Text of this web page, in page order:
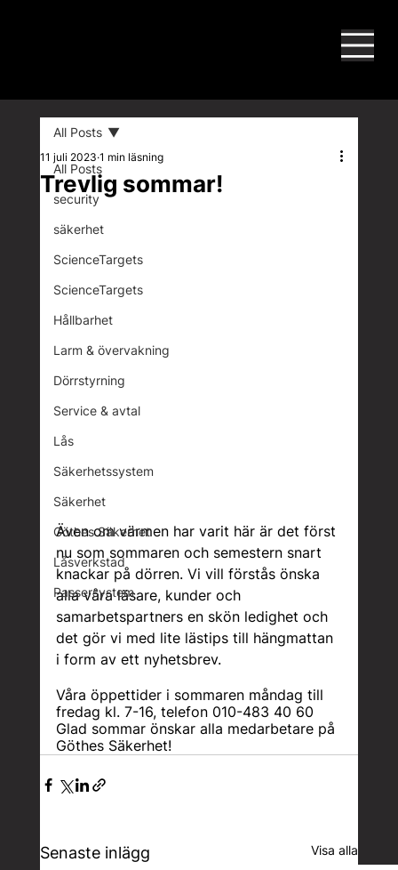
All Posts
security
säkerhet
ScienceTargets
ScienceTargets
Hållbarhet
Larm & övervakning
Dörrstyrning
Service & avtal
Lås
Säkerhetssystem
Säkerhet
Göthes Säkerhet
Låsverkstad
Passersystem
All Posts
Trevlig sommar!
11 juli 2023 1 min läsning
Även om värmen har varit här är det först
nu som sommaren och semestern snart
knackar på dörren. Vi vill förstås önska
alla våra läsare, kunder och
samarbetspartners en skön ledighet och
det gör vi med lite lästips till hängmattan
i form av ett nyhetsbrev.
Våra öppettider i sommaren måndag till
fredag kl. 7-16, telefon 010-483 40 60
Glad sommar önskar alla medarbetare på
Göthes Säkerhet!
Senaste inlägg Visa alla